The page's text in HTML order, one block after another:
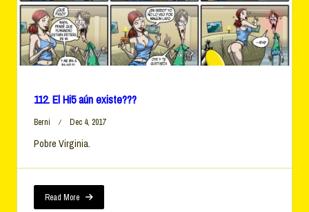
112. El Hi5 aún existe???
Berni Dec 4, 2017
Pobre Virginia.
Read More